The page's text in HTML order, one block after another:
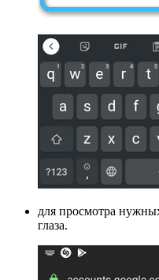
для просмотра
глаза.